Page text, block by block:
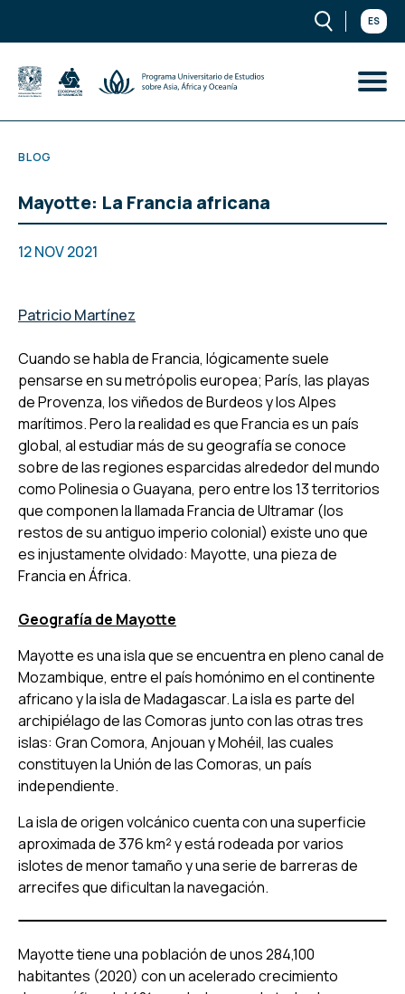
ES
BLOG
Mayotte: La Francia africana
12 NOV 2021
Patricio Martínez
Cuando se habla de Francia, lógicamente suele
pensarse en su metrópolis europea; París, las playas
de Provenza, los viñedos de Burdeos y los Alpes
marítimos. Pero la realidad es que Francia es un país
global, al estudiar más de su geografía se conoce
sobre de las regiones esparcidas alrededor del mundo
como Polinesia o Guayana, pero entre los 13 territorios
que componen la llamada Francia de Ultramar (los
restos de su antiguo imperio colonial) existe uno que
es injustamente olvidado: Mayotte, una pieza de
Francia en África.
Geografía de Mayotte
Mayotte es una isla que se encuentra en pleno canal de
Mozambique, entre el país homónimo en el continente
africano y la isla de Madagascar. La isla es parte del
archipiélago de las Comoras junto con las otras tres
islas: Gran Comora, Anjouan y Mohéil, las cuales
constituyen la Unión de las Comoras, un país
independiente.
La isla de origen volcánico cuenta con una superficie
aproximada de 376 km² y está rodeada por varios
islotes de menor tamaño y una serie de barreras de
arrecifes que dificultan la navegación.
Mayotte tiene una población de unos 284,100
habitantes (2020) con un acelerado crecimiento